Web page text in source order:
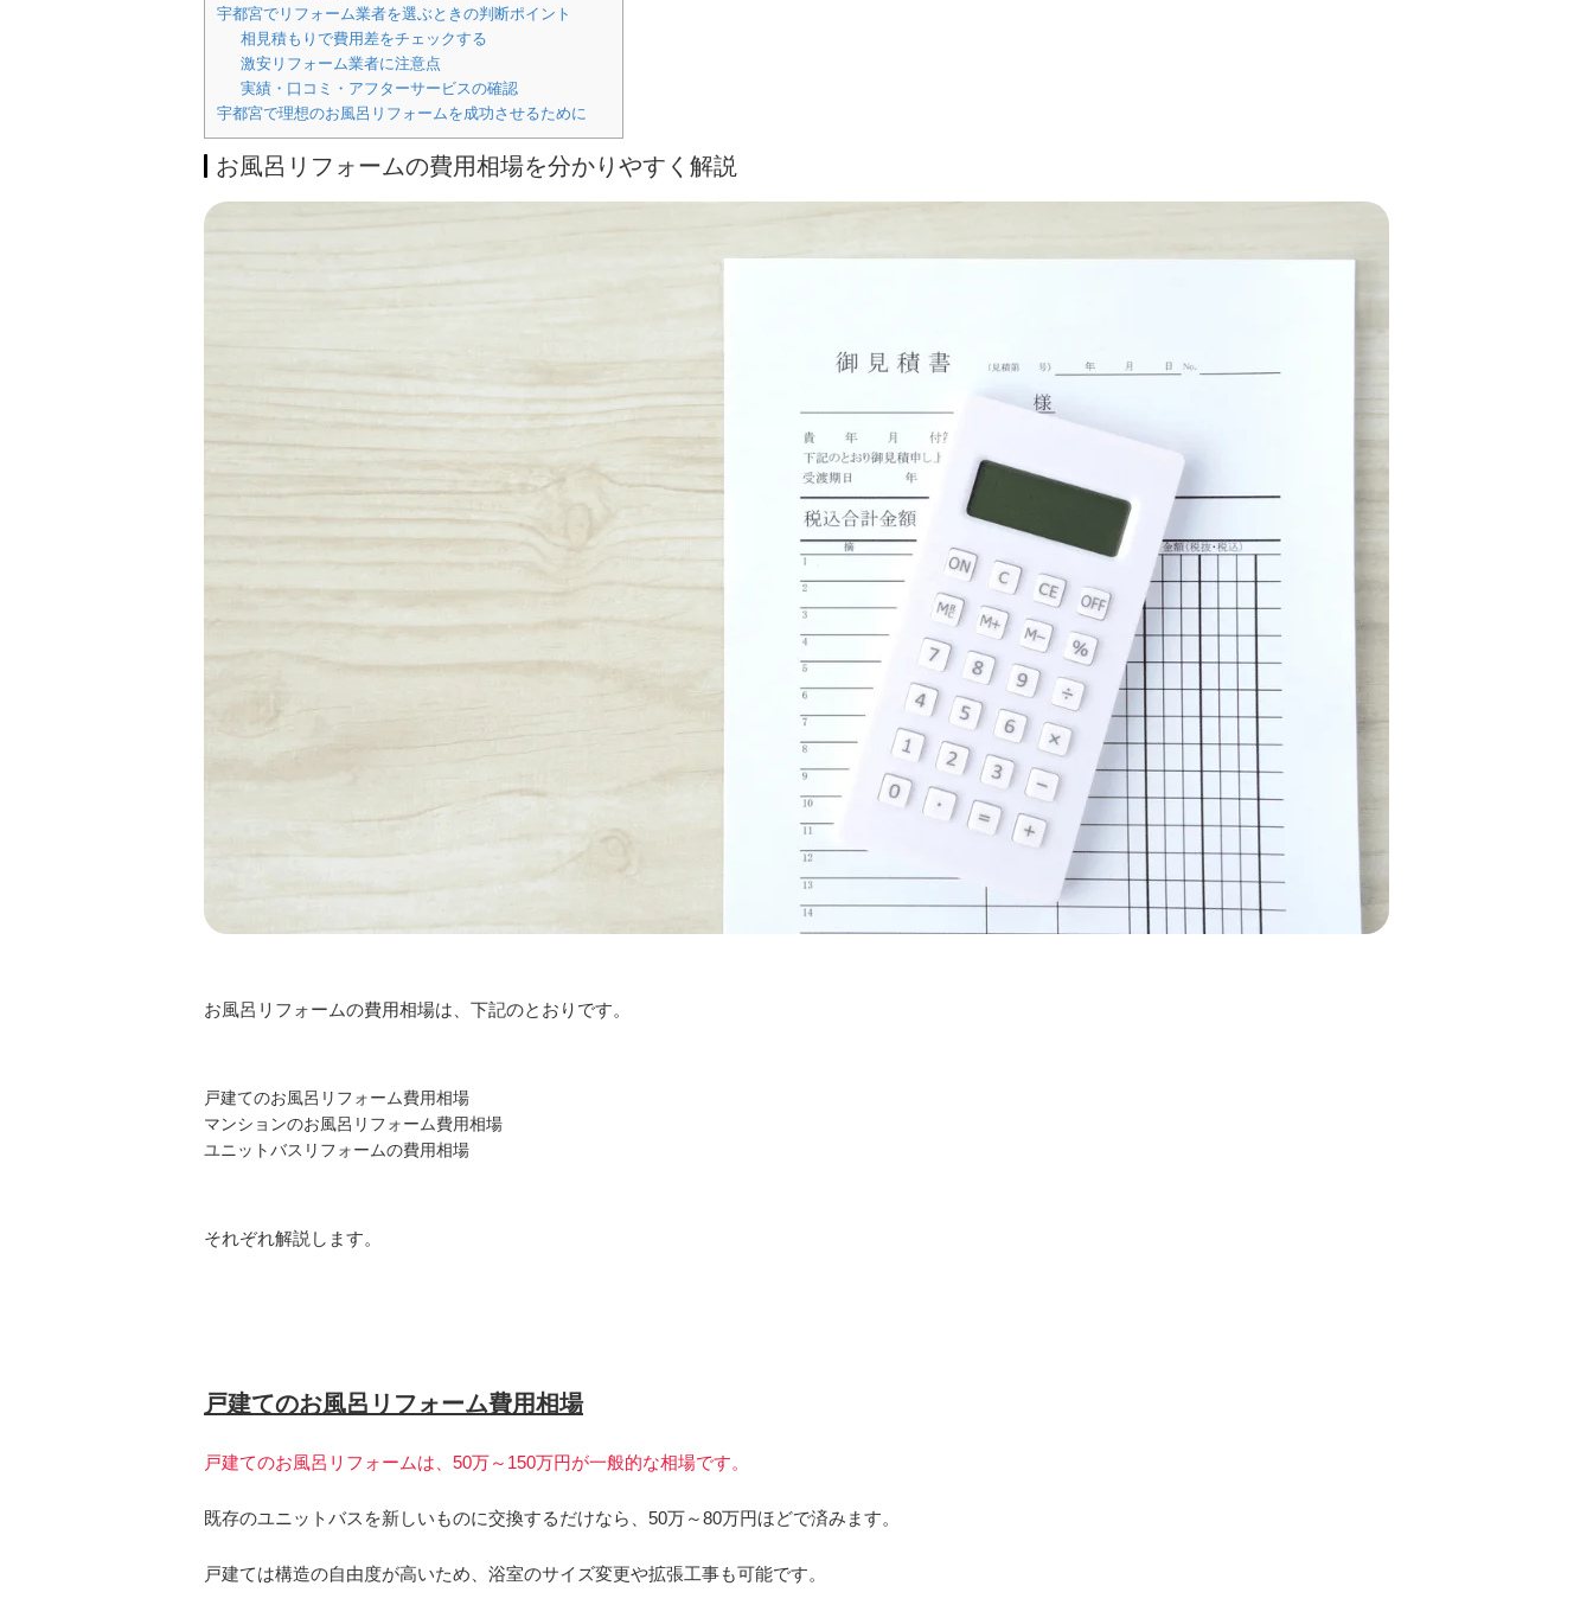
宇都宮でリフォーム業者を選ぶときの判断ポイント
相見積もりで費用差をチェックする
激安リフォーム業者に注意点
実績・口コミ・アフターサービスの確認
宇都宮で理想のお風呂リフォームを成功させるために
お風呂リフォームの費用相場を分かりやすく解説
お風呂リフォームの費用相場は、下記のとおりです。
戸建てのお風呂リフォーム費用相場
マンションのお風呂リフォーム費用相場
ユニットバスリフォームの費用相場
それぞれ解説します。
戸建てのお風呂リフォーム費用相場
戸建てのお風呂リフォームは、50万～150万円が一般的な相場です。
既存のユニットバスを新しいものに交換するだけなら、50万～80万円ほどで済みます。
戸建ては構造の自由度が高いため、浴室のサイズ変更や拡張工事も可能です。